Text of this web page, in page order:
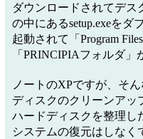
ダウンロードされてデス
の中にあるsetup.exeを
起動されて「Program
「PRINCIPIAフォルダ」
ノートのXPですが、そ
ディスクのクリーンアッ
ハードディスクを整理し
システムの復元はしなく